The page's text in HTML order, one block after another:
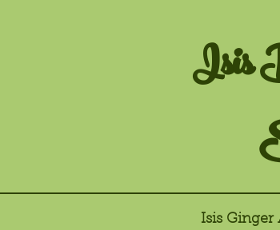
Isis
Isis Ginger